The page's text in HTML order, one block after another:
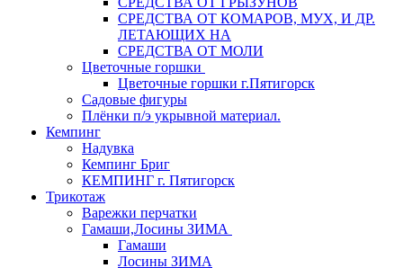
СРЕДСТВА ОТ КОМАРОВ, МУХ, И ДР.
ЛЕТАЮЩИХ НА
СРЕДСТВА ОТ МОЛИ
Цветочные горшки
Цветочные горшки г.Пятигорск
Садовые фигуры
Плёнки п/э укрывной материал.
Кемпинг
Надувка
Кемпинг Бриг
КЕМПИНГ г. Пятигорск
Трикотаж
Варежки перчатки
Гамаши,Лосины ЗИМА
Гамаши
Лосины ЗИМА